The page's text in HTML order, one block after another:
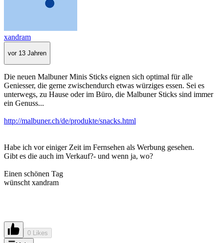
xandram
vor 13 Jahren
Die neuen Malbuner Minis Sticks eignen sich optimal für alle
Geniesser, die gerne zwischendurch etwas würziges essen. Sei es
unterwegs, zu Hause oder im Büro, die Malbuner Sticks sind immer
ein Genuss...
http://malbuner.ch/de/produkte/snacks.html
Habe ich vor einiger Zeit im Fernsehen als Werbung gesehen.
Gibt es die auch im Verkauf?- und wenn ja, wo?
Einen schönen Tag
wünscht xandram
0 Likes